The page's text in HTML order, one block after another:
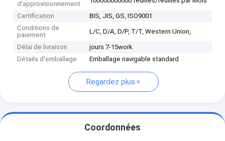
d'approvisionnement
Certification
BIS, JIS, GS, ISO9001
Conditions de
paiement
L/C, D/A, D/P, T/T, Western Union,
Délai de livraison
jours 7-15work
Détails d'emballage
Emballage navigable standard
Regardez plus
Coordonnées